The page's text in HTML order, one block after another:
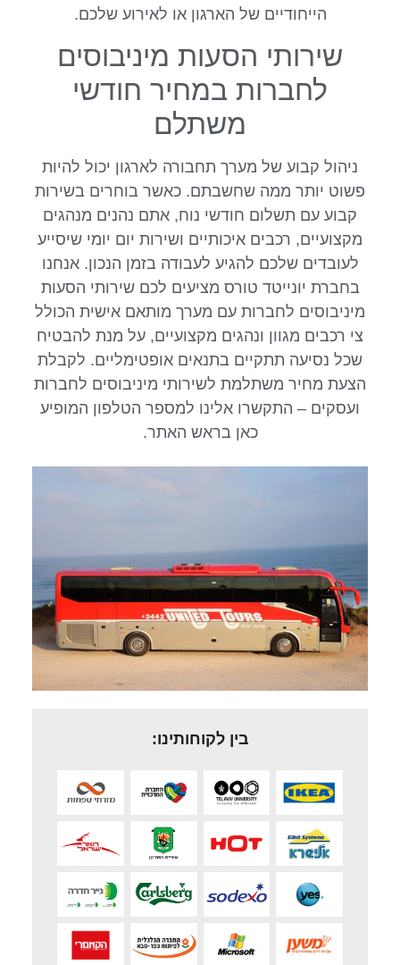
הייחודיים של הארגון או לאירוע שלכם.
שירותי הסעות מיניבוסים
לחברות במחיר חודשי
משתלם
ניהול קבוע של מערך תחבורה לארגון יכול להיות
פשוט יותר ממה שחשבתם. כאשר בוחרים בשירות
קבוע עם תשלום חודשי נוח, אתם נהנים מנהגים
מקצועיים, רכבים איכותיים ושירות יום יומי שיסייע
לעובדים שלכם להגיע לעבודה בזמן הנכון. אנחנו
בחברת יונייטד טורס מציעים לכם שירותי הסעות
מיניבוסים לחברות עם מערך מותאם אישית הכולל
צי רכבים מגוון ונהגים מקצועיים, על מנת להבטיח
שכל נסיעה תתקיים בתנאים אופטימליים. לקבלת
הצעת מחיר משתלמת לשירותי מיניבוסים לחברות
ועסקים – התקשרו אלינו למספר הטלפון המופיע
כאן בראש האתר.
בין לקוחותינו: